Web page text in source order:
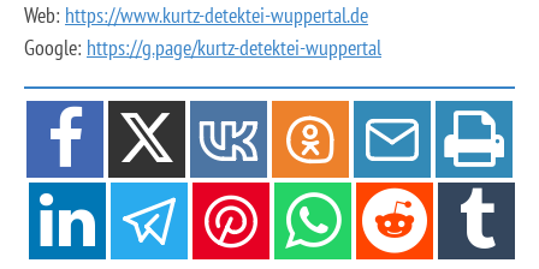
Web: https://www.kurtz-detektei-wuppertal.de
Google: https://g.page/kurtz-detektei-wuppertal